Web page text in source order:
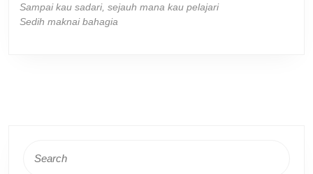
Sampai kau sadari, sejauh mana kau pelajari
Sedih maknai bahagia
for: